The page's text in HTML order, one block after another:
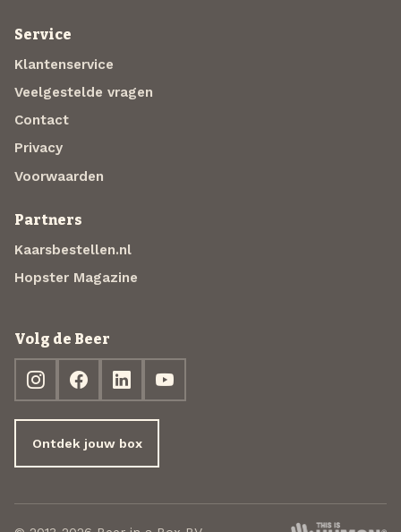
Service
Klantenservice
Veelgestelde vragen
Contact
Privacy
Voorwaarden
Partners
Kaarsbestellen.nl
Hopster Magazine
Volg de Beer
Ontdek jouw box